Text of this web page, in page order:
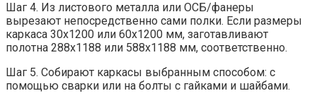
Шаг 4. Из листового металла или ОСБ/фанеры
вырезают непосредственно сами полки. Если размеры
каркаса 30х1200 или 60х1200 мм, заготавливают
полотна 288х1188 или 588х1188 мм, соответственно.
Шаг 5. Собирают каркасы выбранным способом: с
помощью сварки или на болты с гайками и шайбами.